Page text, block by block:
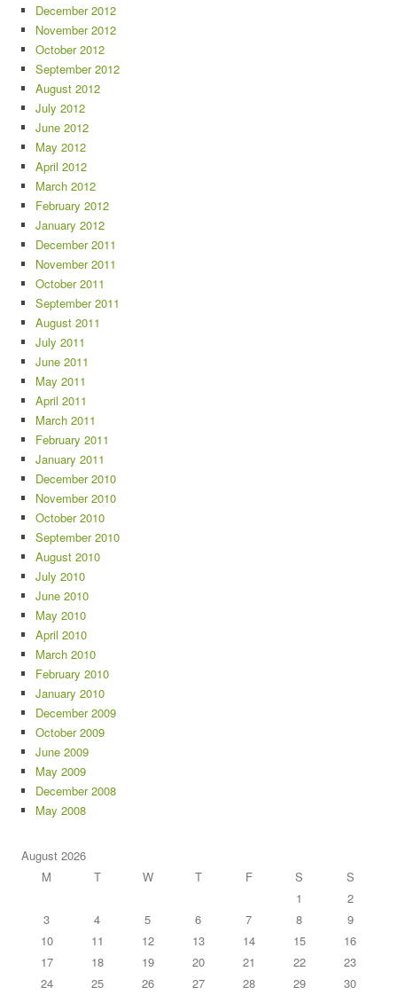
December 2012
November 2012
October 2012
September 2012
August 2012
July 2012
June 2012
May 2012
April 2012
March 2012
February 2012
January 2012
December 2011
November 2011
October 2011
September 2011
August 2011
July 2011
June 2011
May 2011
April 2011
March 2011
February 2011
January 2011
December 2010
November 2010
October 2010
September 2010
August 2010
July 2010
June 2010
May 2010
April 2010
March 2010
February 2010
January 2010
December 2009
October 2009
June 2009
May 2009
December 2008
May 2008
August 2026
M
T W T F S
S
1
2
3
4 5 6 7 8
9
10
11 12 13 14 15
16
17
18 19 20 21 22
23
24
25 26 27 28 29
30